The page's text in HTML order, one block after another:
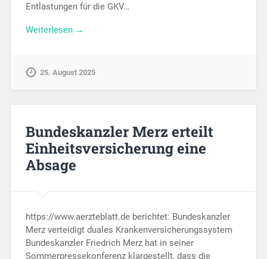
Entlastungen für die GKV…
Weiterlesen →
25. August 2025
Bundeskanzler Merz erteilt
Einheitsversicherung eine
Absage
https://www.aerzteblatt.de berichtet: Bundeskanzler
Merz verteidigt duales Krankenversicherungssystem
Bundeskanzler Friedrich Merz hat in seiner
Sommerpressekonferenz klargestellt, dass die